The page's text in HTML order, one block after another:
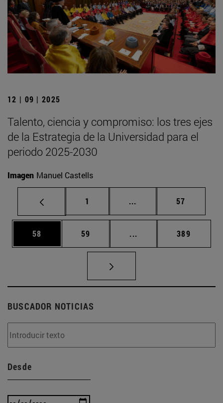
12 | 09 | 2025
Talento, ciencia y compromiso: los tres ejes
de la Estrategia de la Universidad para el
periodo 2025-2030
Imagen Manuel Castells
Página
1 ... Páginas intermedias
Página
57
Página
58 Página
59 ... Páginas intermedias
Página
389
BUSCADOR NOTICIAS
Desde